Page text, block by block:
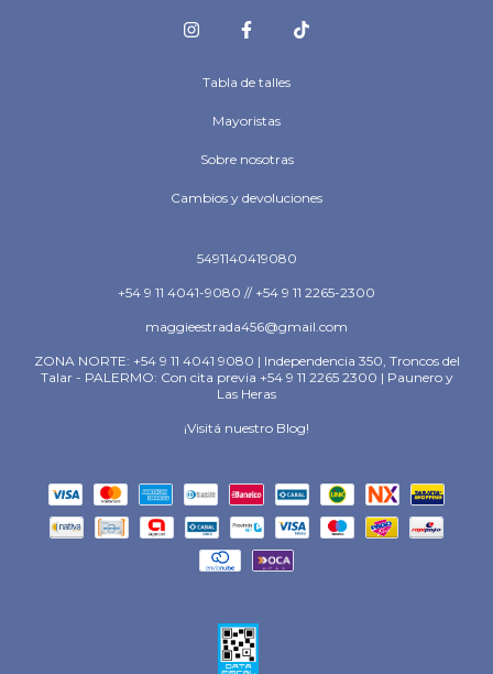
Tabla de talles
Mayoristas
Sobre nosotras
Cambios y devoluciones
5491140419080
+54 9 11 4041-9080 // +54 9 11 2265-2300
maggieestrada456@gmail.com
ZONA NORTE: +54 9 11 4041 9080 | Independencia 350, Troncos del
Talar - PALERMO: Con cita previa +54 9 11 2265 2300 | Paunero y
Las Heras
¡Visitá nuestro Blog!